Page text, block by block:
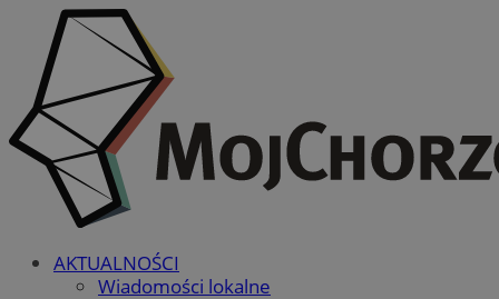
AKTUALNOŚCI
Wiadomości lokalne